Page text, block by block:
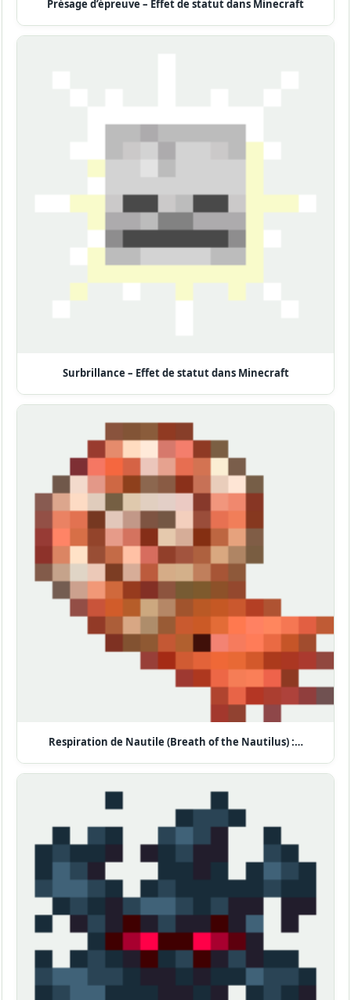
Présage d’épreuve – Effet de statut dans Minecraft
Surbrillance – Effet de statut dans Minecraft
Respiration de Nautile (Breath of the Nautilus) :…